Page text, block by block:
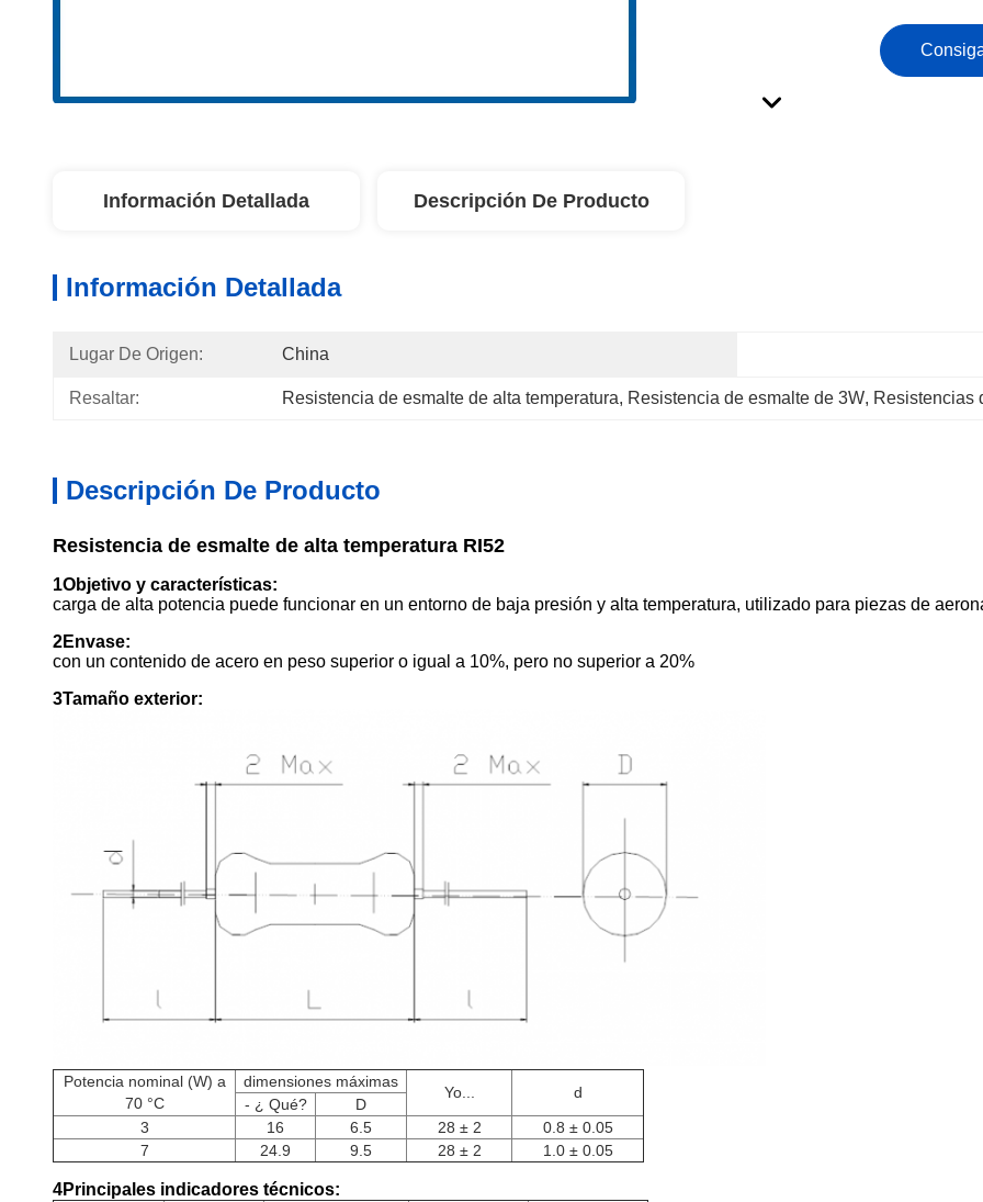
Información Detallada Descripción De Producto
Información Detallada
Lugar De Origen: China
Resaltar: Resistencia de esmalte de alta temperatura, Resistencia de esmalte de 3W, Resistencias
Descripción De Producto
Resistencia de esmalte de alta temperatura RI52
1Objetivo y características:
carga de alta potencia puede funcionar en un entorno de baja presión y alta temperatura, utilizado para piezas de
2Envase:
con un contenido de acero en peso superior o igual a 10%, pero no superior a 20%
3Tamaño exterior:
Potencia nominal (W) a
70 °C
dimensiones máximas
Yo... d
- ¿ Qué?
D
3
16 6.5 28 ± 2
0.8 ± 0.05
7
24.9 9.5 28 ± 2 1.0 ± 0.05
4Principales indicadores técnicos: